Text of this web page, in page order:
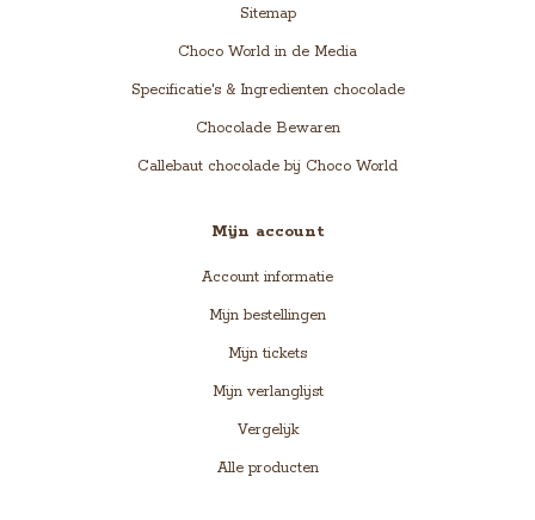
Sitemap
Choco World in de Media
Specificatie's & Ingredienten chocolade
Chocolade Bewaren
Callebaut chocolade bij Choco World
Mijn account
Account informatie
Mijn bestellingen
Mijn tickets
Mijn verlanglijst
Vergelijk
Alle producten